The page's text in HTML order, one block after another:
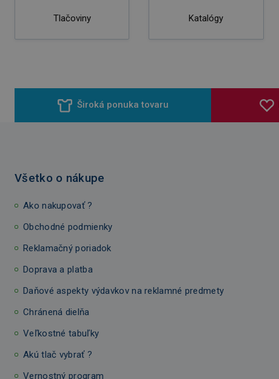
Tlačoviny Katalógy
Široká ponuka tovaru
Všetko o nákupe
Ako nakupovať ?
Obchodné podmienky
Reklamačný poriadok
Doprava a platba
Daňové aspekty výdavkov na reklamné predmety
Chránená dielňa
Veľkostné tabuľky
Akú tlač vybrať ?
Vernostný program